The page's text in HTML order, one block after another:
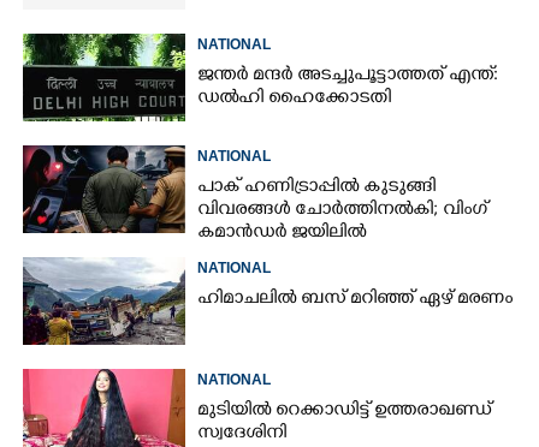
NATIONAL
ജന്ത‌‌ർ മന്ദർ അടച്ചുപൂട്ടാത്തത് എന്ത്:
ഡൽഹി ഹൈക്കോടതി
NATIONAL
പാക് ഹണിട്രാപ്പിൽ കുടുങ്ങി
വിവരങ്ങൾ ചോർത്തിനൽകി;​ വിംഗ്
കമാൻഡർ ജയിലിൽ
NATIONAL
ഹിമാചലിൽ ബസ് മറിഞ്ഞ് ഏഴ് മരണം
NATIONAL
മുടിയിൽ റെക്കാഡിട്ട് ഉത്തരാഖണ്ഡ്
സ്വദേശിനി